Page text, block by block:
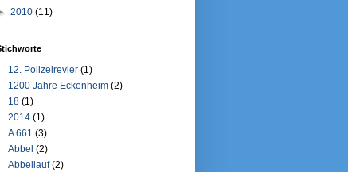
2010 (11)
12. Polizeirevier (1)
1200 Jahre Eckenheim (2)
18 (1)
2014 (1)
A 661 (3)
Abbel (2)
Abbellauf (2)